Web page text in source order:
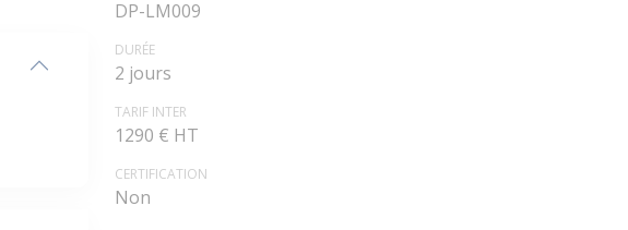
DP-LM009
DURÉE
2 jours
TARIF INTER
1290 € HT
CERTIFICATION
Non